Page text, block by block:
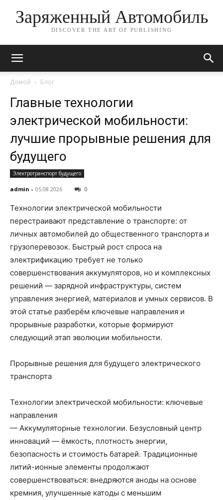
Заряженный Автомобиль
DISCOVER THE ART OF PUBLISHING
Домой Блог
Главные технологии
электрической мобильности:
лучшие прорывные решения для
будущего
Электротранспорт будущего
admin - 05.08.2026 0
Технологии электрической мобильности
перестраивают представление о транспорте: от
личных автомобилей до общественного транспорта и
грузоперевозок. Быстрый рост спроса на
электрификацию требует не только
совершенствования аккумуляторов, но и комплексных
решений — зарядной инфраструктуры, систем
управления энергией, материалов и умных сервисов. В
этой статье разберём ключевые направления и
прорывные разработки, которые формируют
следующий этап эволюции мобильности.
Прорывные решения для будущего электрического
транспорта
Технологии электрической мобильности: ключевые
направления
— Аккумуляторные технологии. Безусловный центр
инноваций — ёмкость, плотность энергии,
безопасность и стоимость батарей. Традиционные
литий-ионные элементы продолжают
совершенствоваться: внедряются аноды на основе
кремния, улучшенные катоды с меньшим